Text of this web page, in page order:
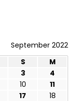
September 2022
S
M
3
4
10
11
17
18